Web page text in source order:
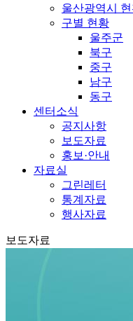
울산광역시
구별 현황
울주군
북구
중구
남구
동구
센터소식
공지사항
보도자료
홍보·안내
자료실
그린레터
통계자료
행사자료
보도자료